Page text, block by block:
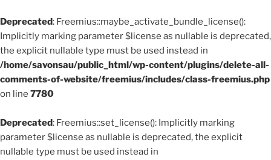
Deprecated: Freemius::maybe_activate_bundle_license():
Implicitly marking parameter $license as nullable is deprecated,
the explicit nullable type must be used instead in
/home/savonsau/public_html/wp-content/plugins/delete-all-
comments-of-website/freemius/includes/class-freemius.php
on line 7780
Deprecated: Freemius::set_license(): Implicitly marking
parameter $license as nullable is deprecated, the explicit
nullable type must be used instead in